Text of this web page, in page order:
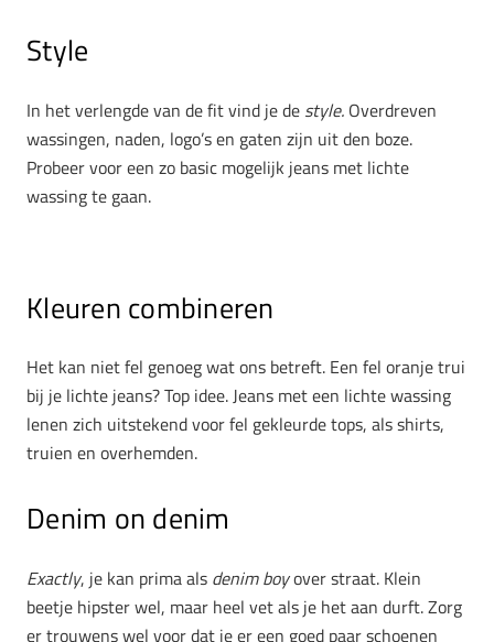
Style
In het verlengde van de fit vind je de style. Overdreven
wassingen, naden, logo’s en gaten zijn uit den boze.
Probeer voor een zo basic mogelijk jeans met lichte
wassing te gaan.
Kleuren combineren
Het kan niet fel genoeg wat ons betreft. Een fel oranje trui
bij je lichte jeans? Top idee. Jeans met een lichte wassing
lenen zich uitstekend voor fel gekleurde tops, als shirts,
truien en overhemden.
Denim on denim
Exactly, je kan prima als denim boyover straat. Klein
beetje hipster wel, maar heel vet als je het aan durft. Zorg
er trouwens wel voor dat je er een goed paar schoenen